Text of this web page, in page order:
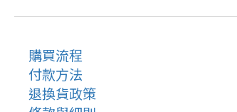
購買流程
付款方法
退換貨政策